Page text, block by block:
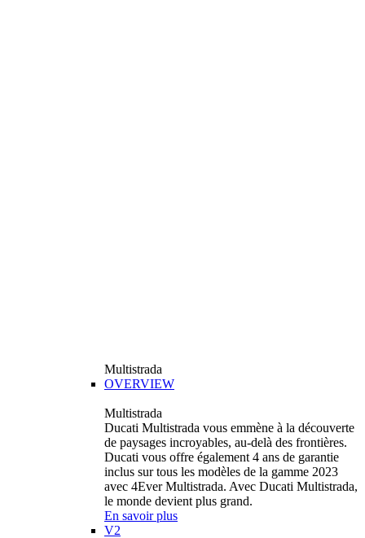
Multistrada
OVERVIEW
Multistrada
Ducati Multistrada vous emmène à la découverte
de paysages incroyables, au-delà des frontières.
Ducati vous offre également 4 ans de garantie
inclus sur tous les modèles de la gamme 2023
avec 4Ever Multistrada. Avec Ducati Multistrada,
le monde devient plus grand.
En savoir plus
V2